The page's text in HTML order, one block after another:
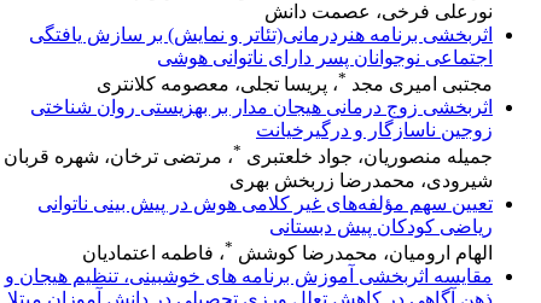
نورعلی فرخی، عصمت دانش
اثربخشی برنامه هنردرمانی(تئاتر و نمایش) بر سازش یافتگی
اجتماعی نوجوانان پسر دارای ناتوانی هوشی
مجتبی امیری مجد *، پریسا تجلی، معصومه کلانتری
اثربخشی زوج درمانی هیجان مدار بر بهزیستی روان شناختی
زوجین ناسازگار و درگیرخیانت
جمیله منصوریان، جواد خلعتبری * ، مرتضی ترخان، شهره قربان
شیرودی، محمدرضا زربخش بهری
تعیین سهم مؤلفه‌های غیر کلامی هوش در پیش بینی ناتوانی
ریاضی کودکان پیش دبستانی
الهام ارومیان، محمدرضا کوشش *، فاطمه اعتمادیان
مقایسه اثربخشی آموزش برنامه های خوشبینی، تنظیم هیجان و
ذهن آگاهی در کاهش تعلل ورزی تحصیلی در دانش آموزان مبتلا